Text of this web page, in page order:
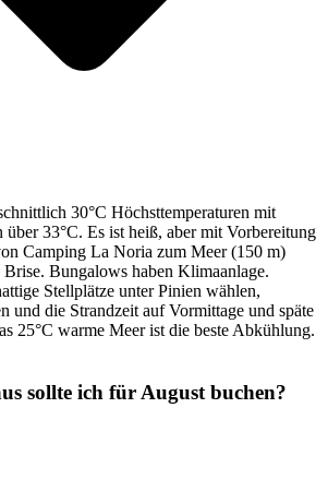
30°C Höchsttemperaturen mit
über 33°C. Es ist heiß, aber mit Vorbereitung
Camping La Noria zum Meer (150 m)
Bungalows haben Klimaanlage.
Stellplätze unter Pinien wählen,
und die Strandzeit auf Vormittage und späte
25°C warme Meer ist die beste Abkühlung.
sollte ich für August buchen?